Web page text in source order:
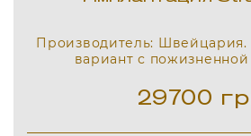
Производитель:
вариант с пожизненной
29700